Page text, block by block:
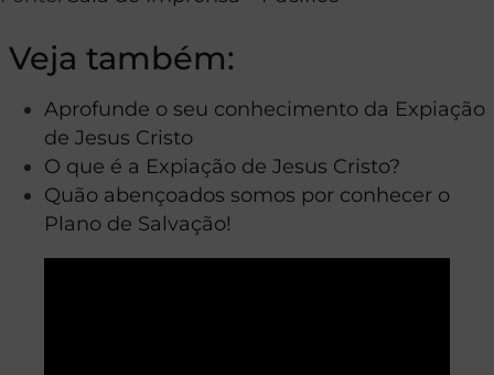
Veja também:
Aprofunde o seu conhecimento da Expiação
de Jesus Cristo
O que é a Expiação de Jesus Cristo?
Quão abençoados somos por conhecer o
Plano de Salvação!